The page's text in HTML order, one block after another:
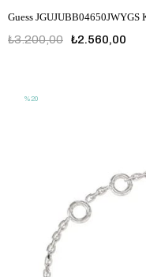
Guess
₺2.560,00
₺3.200,00
%20